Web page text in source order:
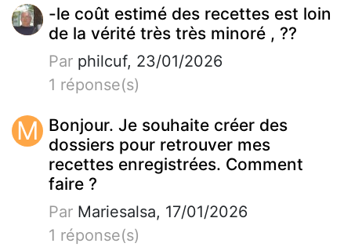
-le coût estimé des recettes est loin
de la vérité très très minoré , ??
Par philcuf, 23/01/2026
1 réponse(s)
M Bonjour. Je souhaite créer des
dossiers pour retrouver mes
recettes enregistrées. Comment
faire ?
Par Mariesalsa, 17/01/2026
1 réponse(s)